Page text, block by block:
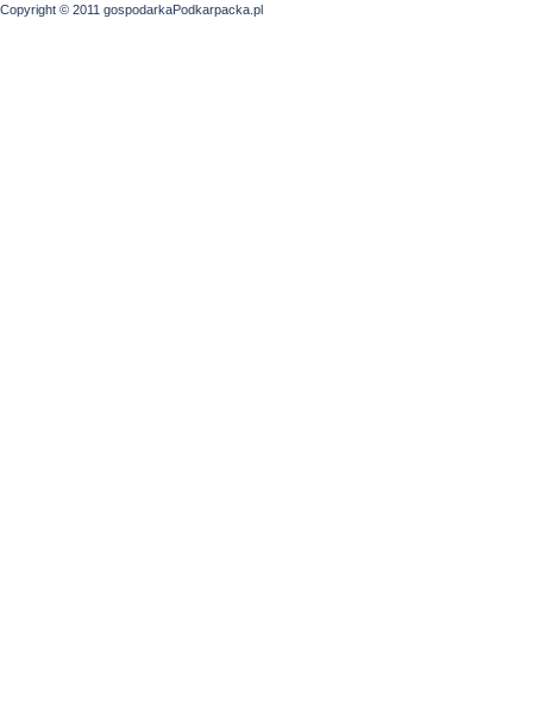
Copyright © 2011 gospodarkaPodkarpacka.pl